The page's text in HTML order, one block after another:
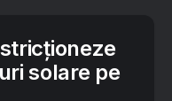
solare pe